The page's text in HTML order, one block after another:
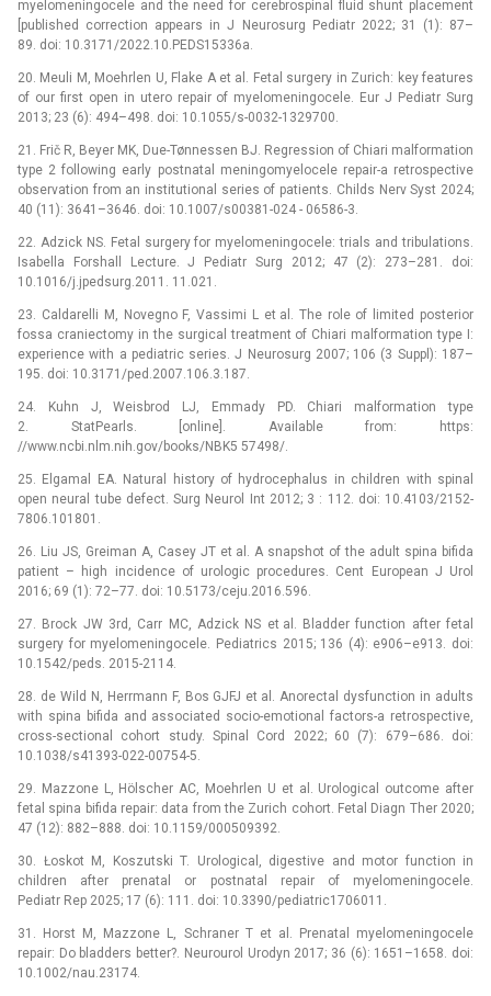
myelomeningocele and the need for cerebrospinal fluid shunt placement
[published correction appears in J Neurosurg Pediatr 2022; 31 (1): 87–
89. doi: 10.3171/2022.10.PEDS15336a.
20. Meuli M, Moehrlen U, Flake A et al. Fetal surgery in Zurich: key features
of our first open in utero repair of myelomeningocele. Eur J Pediatr Surg
2013; 23 (6): 494–498. doi: 10.1055/s-0032-1329700.
21. Frič R, Beyer MK, Due-Tønnessen BJ. Regression of Chiari malformation
type 2 following early postnatal meningomyelocele repair-a retrospective
observation from an institutional series of patients. Childs Nerv Syst 2024;
40 (11): 3641–3646. doi: 10.1007/s00381-024 -⁠ 06586-3.
22. Adzick NS. Fetal surgery for myelomeningocele: trials and tribulations.
Isabella Forshall Lecture. J Pediatr Surg 2012; 47 (2): 273–281. doi:
10.1016/j.jpedsurg.2011. 11.021.
23. Caldarelli M, Novegno F, Vassimi L et al. The role of limited posterior
fossa craniectomy in the surgical treatment of Chiari malformation type I:
experience with a pediatric series. J Neurosurg 2007; 106 (3 Suppl): 187–
195. doi: 10.3171/ped.2007.106.3.187.
24. Kuhn J, Weisbrod LJ, Emmady PD. Chiari malformation type
2. StatPearls. [online]. Available from: https:
//www.ncbi.nlm.nih.gov/books/NBK5 57498/.
25. Elgamal EA. Natural history of hydrocephalus in children with spinal
open neural tube defect. Surg Neurol Int 2012; 3 : 112. doi: 10.4103/2152-
7806.101801.
26. Liu JS, Greiman A, Casey JT et al. A snapshot of the adult spina bifida
patient –⁠ high incidence of urologic procedures. Cent European J Urol
2016; 69 (1): 72–77. doi: 10.5173/ceju.2016.596.
27. Brock JW 3rd, Carr MC, Adzick NS et al. Bladder function after fetal
surgery for myelomeningocele. Pediatrics 2015; 136 (4): e906–e913. doi:
10.1542/peds. 2015-2114.
28. de Wild N, Herrmann F, Bos GJFJ et al. Anorectal dysfunction in adults
with spina bifida and associated socio-emotional factors-a retrospective,
cross-sectional cohort study. Spinal Cord 2022; 60 (7): 679–686. doi:
10.1038/s41393-022-00754-5.
29. Mazzone L, Hölscher AC, Moehrlen U et al. Urological outcome after
fetal spina bifida repair: data from the Zurich cohort. Fetal Diagn Ther 2020;
47 (12): 882–888. doi: 10.1159/000509392.
30. Łoskot M, Koszutski T. Urological, digestive and motor function in
children after prenatal or postnatal repair of myelomeningocele.
Pediatr Rep 2025; 17 (6): 111. doi: 10.3390/pediatric1706011.
31. Horst M, Mazzone L, Schraner T et al. Prenatal myelomeningocele
repair: Do bladders better?. Neurourol Urodyn 2017; 36 (6): 1651–1658. doi:
10.1002/nau.23174.